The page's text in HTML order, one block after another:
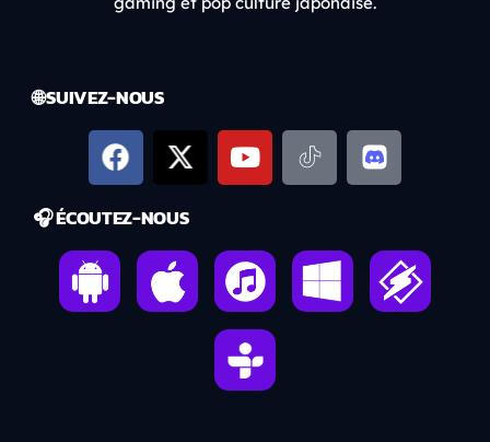
🌐 SUIVEZ-NOUS
🎧 ÉCOUTEZ-NOUS